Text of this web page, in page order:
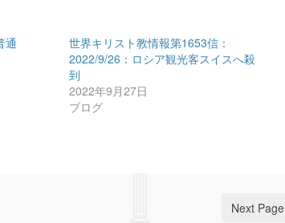
通
世界キリスト教情報第1653信：
2022/9/26：ロシア観光客スイスへ殺
到
2022年9月27日
ブログ
Next Page